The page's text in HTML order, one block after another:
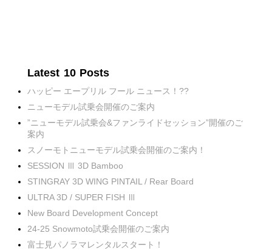
Latest 10 Posts
ハッピー エープリル フール ニュース！??
ニューモデル試乗会開催のご案内
”ニューモデル試乗会&ファンライドセッション”開催のご
案内
スノーモトニューモデル試乗会開催のご案内！
SESSION Ⅲ 3D Bamboo
STINGRAY 3D WING PINTAIL / Rear Board
ULTRA 3D / SUPER FISH Ⅲ
New Board Development Concept
24-25 Snowmoto試乗会開催のご案内
富士見パノラマレンタルスタート！